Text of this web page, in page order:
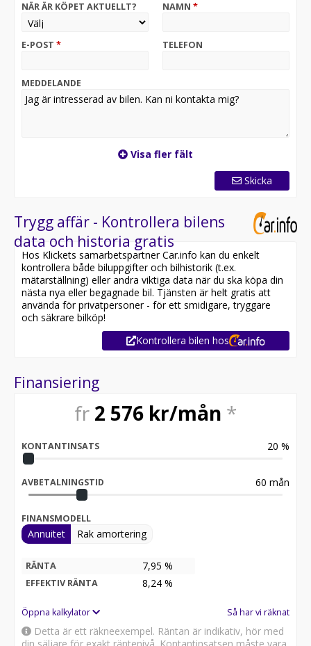
Länna Bilcenter!
Bilen utrustning & specifikationer hittar ni ovan i
Folksam de 6 första månaderna för endast 2450kr eller
har vi förmånliga finansieringsalternativ via DNB, SVEA
eller Mymoney. Din säljare hjälper dig med ett upplägg
som passar just dig!
samt ger ett prisförslag direkt på plats!
Länna Bilcenter-Din personliga bilhandlare söder om
Vi jobbar ständigt med att ge dig som kund den bästa
upplevelsen när det kommer till att köpa en begagnad
bil. Med utbud från alla olika märken och
konkurrenskraftiga priser så hoppas vi att just du ska
göra ditt nästa bilköp hos oss.
Vid intresse ring eller maila oss på forsaljning @
Varmt välkomna till oss på Fräsarvägen 1 Skogås för en
NÄR ÄR KÖPET AKTUELLT? NAMN *
E-POST * TELEFON
MEDDELANDE
Visa fler fält
Skicka
Trygg affär - Kontrollera bilens
data och historia gratis
Hos Klickets samarbetspartner Car.info kan du enkelt
kontrollera både biluppgifter och bilhistorik (t.ex.
mätarställning) eller andra viktiga data när du ska köpa din
nästa nya eller begagnade bil. Tjänsten är helt gratis att
använda för privatpersoner - för ett smidigare, tryggare
och säkrare bilköp!
Kontrollera bilen hos
Finansiering
fr 2 576 kr/mån *
KONTANTINSATS 20 %
AVBETALNINGSTID 60 mån
FINANSMODELL
Annuitet Rak amortering
RÄNTA 7,95 %
EFFEKTIV RÄNTA 8,24 %
Öppna kalkylator Så har vi räknat
Detta är ett räkneexempel. Räntan är indikativ, hör med
din säljare för exakt räntenivå. Kontantinsatsen måste vara